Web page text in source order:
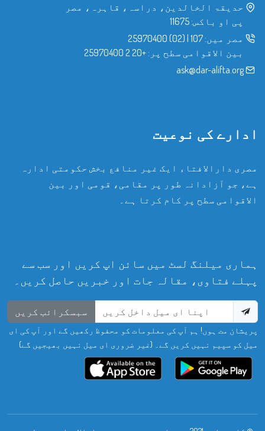
حدیقۃ الخالدین، دراسہ، قاہرہ، مصر
پی او باکس: 11675
مصر میں: 107
|
(02) 25970400
بین الاقوامی سطح پر: +20 2 25970400
ask@dar-alifta.org
ادارے کی نوعیت
مصری دارالافتاء ایک غیر منافع بخش حکومتی ادارہ
ہے، جو آزادانہ طور پر مقامی، قومی اور بین
الاقوامی سطح پر کام کرتا ہے۔
ہماری میلنگ لسٹ میں سائن اپ کریں اور سب سے
پہلے فتاوی، مقالہ جات اور خبریں حاصل کریں۔
سبسکرائب کریں
پریشان مت ہوں! ہم آپ کی معلومات کو محفوظ رکھیں گے اور آپ کی ای
میل کو سپیم نہیں کریں گے۔ (غیر ضروری ای میل نہیں بھیجیں گے)